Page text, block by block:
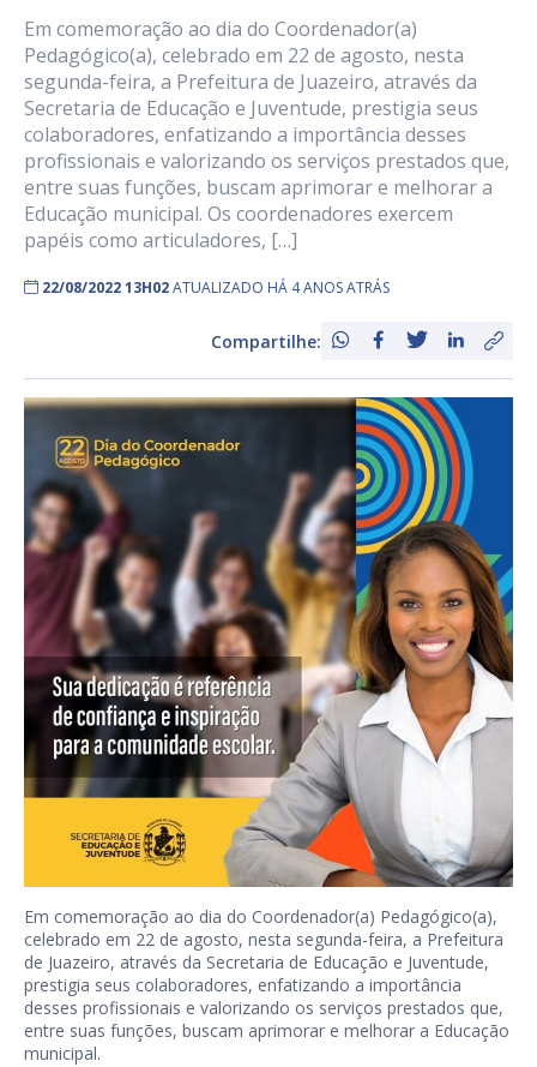
Em comemoração ao dia do Coordenador(a)
Pedagógico(a), celebrado em 22 de agosto, nesta
segunda-feira, a Prefeitura de Juazeiro, através da
Secretaria de Educação e Juventude, prestigia seus
colaboradores, enfatizando a importância desses
profissionais e valorizando os serviços prestados que,
entre suas funções, buscam aprimorar e melhorar a
Educação municipal. Os coordenadores exercem
papéis como articuladores, […]
22/08/2022 13H02ATUALIZADO HÁ 4 ANOS ATRÁS
Compartilhe:
Em comemoração ao dia do Coordenador(a) Pedagógico(a),
celebrado em 22 de agosto, nesta segunda-feira, a Prefeitura
de Juazeiro, através da Secretaria de Educação e Juventude,
prestigia seus colaboradores, enfatizando a importância
desses profissionais e valorizando os serviços prestados que,
entre suas funções, buscam aprimorar e melhorar a Educação
municipal.